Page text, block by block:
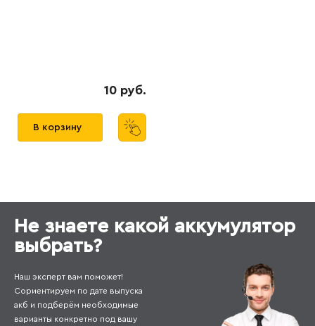
10 руб.
В корзину
Не знаете какой аккумулятор
выбрать?
Наш эксперт вам поможет!
Сориентируем по дате выпуска
акб и подберём необходимые
варианты конкретно под вашу